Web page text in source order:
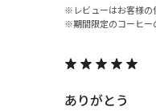
レビューはお客様
期間限定のコーヒ
ありがとう